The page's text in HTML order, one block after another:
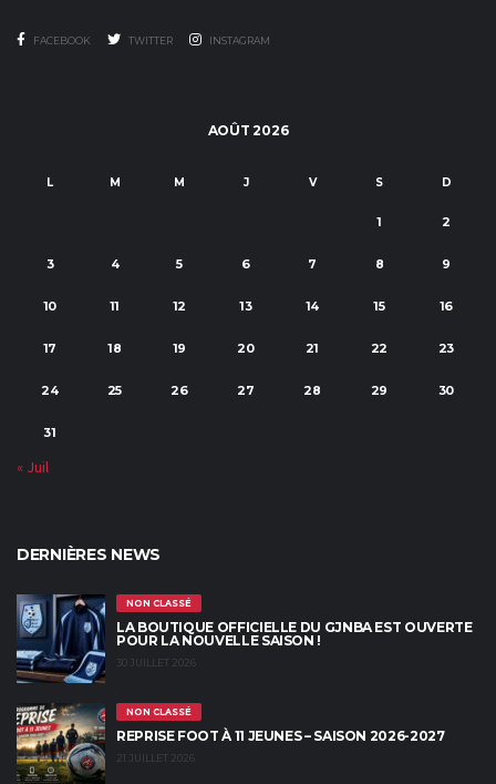
FACEBOOK TWITTER INSTAGRAM
AOÛT 2026
L M M J V S D
1 2
3 4 5 6 7 8 9
10 11 12 13 14 15 16
17 18 19 20 21 22 23
24 25 26 27 28 29 30
31
« Juil
DERNIÈRES NEWS
NON CLASSÉ
LA BOUTIQUE OFFICIELLE DU GJNBA EST OUVERTE
POUR LA NOUVELLE SAISON !
30 JUILLET 2026
NON CLASSÉ
REPRISE FOOT À 11 JEUNES – SAISON 2026-2027
21 JUILLET 2026